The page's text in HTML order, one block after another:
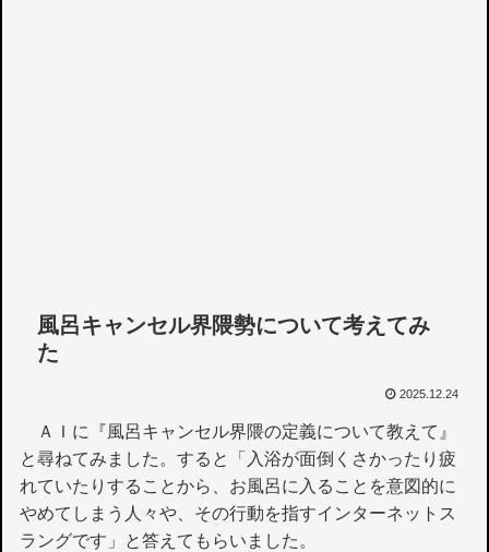
風呂キャンセル界隈勢について考えてみ
た
2025.12.24
ＡＩに『風呂キャンセル界隈の定義について教えて』
と尋ねてみました。すると「入浴が面倒くさかったり疲
れていたりすることから、お風呂に入ることを意図的に
やめてしまう人々や、その行動を指すインターネットス
ラングです」と答えてもらいました。